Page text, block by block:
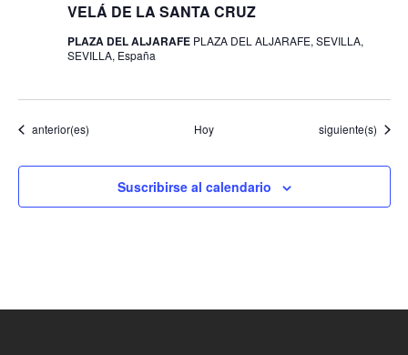
VELÁ DE LA SANTA CRUZ
PLAZA DEL ALJARAFE PLAZA DEL ALJARAFE, SEVILLA,
SEVILLA, España
Eventos
anterior(es) Hoy Eventos
siguiente(s)
Suscribirse al calendario